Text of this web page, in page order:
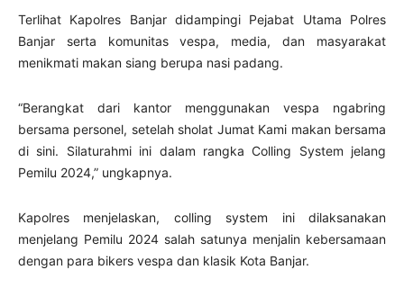
Terlihat Kapolres Banjar didampingi Pejabat Utama Polres
Banjar serta komunitas vespa, media, dan masyarakat
menikmati makan siang berupa nasi padang.
“Berangkat dari kantor menggunakan vespa ngabring
bersama personel, setelah sholat Jumat Kami makan bersama
di sini. Silaturahmi ini dalam rangka Colling System jelang
Pemilu 2024,” ungkapnya.
Kapolres menjelaskan, colling system ini dilaksanakan
menjelang Pemilu 2024 salah satunya menjalin kebersamaan
dengan para bikers vespa dan klasik Kota Banjar.